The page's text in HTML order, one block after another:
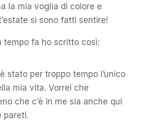
la mia voglia di colore e
si sono fatti sentire!
tempo fa ho scritto così:
stato per troppo tempo l’unico
mia vita. Vorrei che
che c’è in me sia anche qui
pareti.